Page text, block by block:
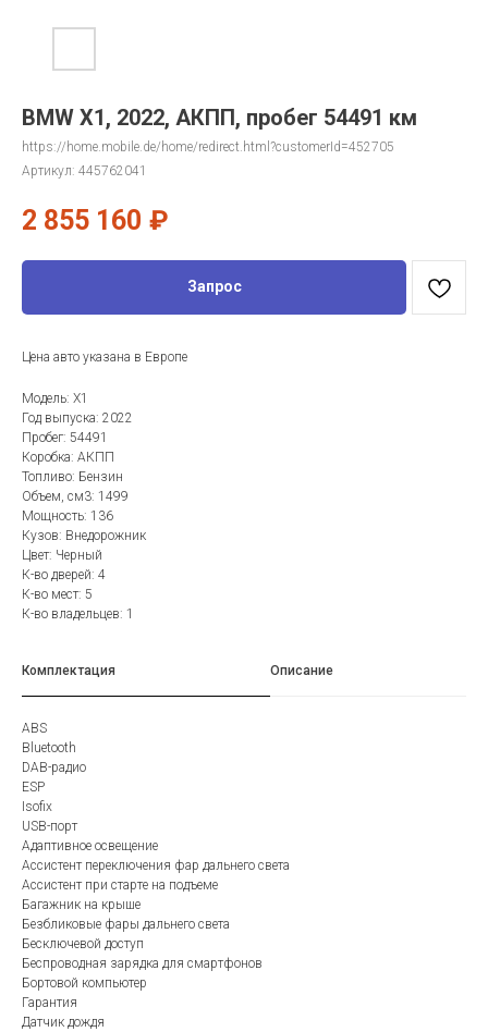
BMW X1, 2022, АКПП, пробег 54491 км
https://home.mobile.de/home/redirect.html?customerId=452705
Артикул: 445762041
2 855 160 ₽
Запрос
Цена авто указана в Европе
Модель: X1
Год выпуска: 2022
Пробег: 54491
Коробка: АКПП
Топливо: Бензин
Объем, см3: 1499
Мощность: 136
Кузов: Внедорожник
Цвет: Черный
К-во дверей: 4
К-во мест: 5
К-во владельцев: 1
Комплектация Описание
ABS
Bluetooth
DAB-радио
ESP
Isofix
USB-порт
Адаптивное освещение
Ассистент переключения фар дальнего света
Ассистент при старте на подъеме
Багажник на крыше
Безбликовые фары дальнего света
Бесключевой доступ
Беспроводная зарядка для смартфонов
Бортовой компьютер
Гарантия
Датчик дождя